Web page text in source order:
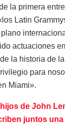
la primera
Latin
actuaciones
la historia de
para
Miami».
de John
juntos